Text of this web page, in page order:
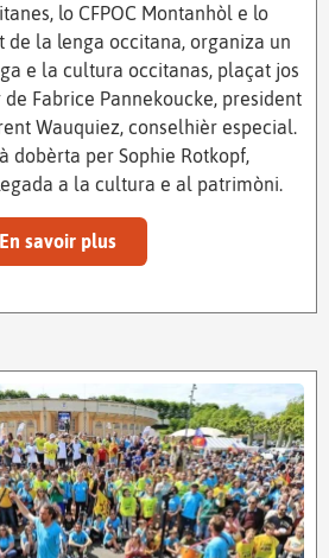
lo CFPOC Montanhòl e lo
de la lenga occitana, organiza un
e la cultura occitanas, plaçat jos
Fabrice Pannekoucke, president
Wauquiez, conselhièr especial.
dobèrta per Sophie Rotkopf,
a la cultura e al patrimòni.
En savoir plus